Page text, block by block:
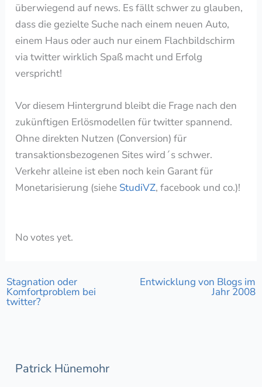
überwiegend auf news. Es fällt schwer zu glauben,
dass die gezielte Suche nach einem neuen Auto,
einem Haus oder auch nur einem Flachbildschirm
via twitter wirklich Spaß macht und Erfolg
verspricht!
Vor diesem Hintergrund bleibt die Frage nach den
zukünftigen Erlösmodellen für twitter spannend.
Ohne direkten Nutzen (Conversion) für
transaktionsbezogenen Sites wird´s schwer.
Verkehr alleine ist eben noch kein Garant für
Monetarisierung (siehe StudiVZ, facebook und co.)!
No votes yet.
Stagnation oder
Komfortproblem bei
twitter?
Entwicklung von Blogs im
Jahr 2008
Patrick Hünemohr